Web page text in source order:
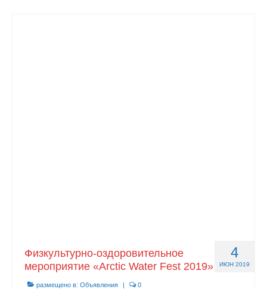
4
ИЮН 2019
Физкультурно-оздоровительное
мероприятие «Arctic Water Fest 2019»
размещено в: Объявления | 0